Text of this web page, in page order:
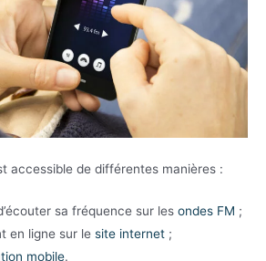
accessible de différentes manières :
sa fréquence sur lesondes FM ;
en ligne sur lesite internet ;
mobile.